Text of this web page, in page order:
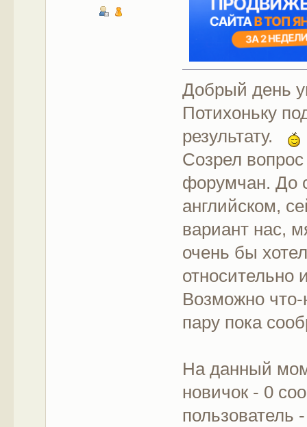
Добрый день
Потихоньку
результату.
Созрел
форумчан. До
английском,
вариант нас,
очень бы
относительно
Возможно
пару пока
На данный
новичок - 0
пользователь